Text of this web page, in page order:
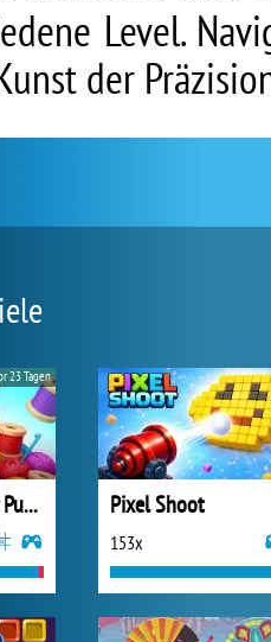
Level.
der
Woolloop! Color Puzzle
23 Tagen
Pixel Shoot
153x